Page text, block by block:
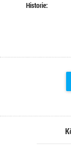
Historie: